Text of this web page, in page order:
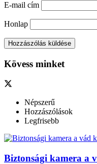
E-mail cím
Honlap
Kövess minket
Népszerű
Hozzászólások
Legfrisebb
Biztonsági kamera a